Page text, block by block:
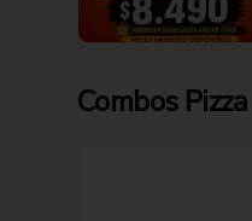
Combos Pizza